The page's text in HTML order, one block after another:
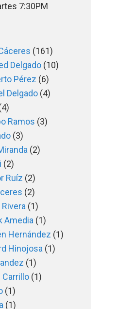
7:30PM
(161)
Delgado (10)
Pérez (6)
Delgado (4)
Ramos (3)
(3)
(2)
(2)
Ruíz (2)
(2)
(1)
Amedia (1)
Hernández (1)
Hinojosa (1)
(1)
Carrillo (1)
(1)
(1)